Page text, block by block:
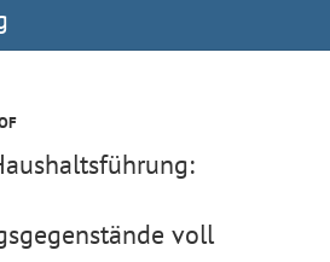
voll